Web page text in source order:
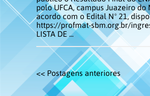
polo UFCA, campus Juazeiro do
acordo com o Edital Nº 21,
https://profmat-sbm.org.br/
LISTA DE ...
<< Postagens anteriores